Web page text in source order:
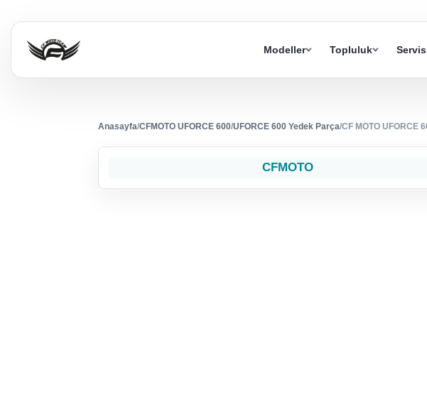
Modeller Topluluk
Anasayfa/CFMOTO UFORCE 600/UFORCE 600 Yedek Parça/CF MOTO UFORCE
CFMOTO